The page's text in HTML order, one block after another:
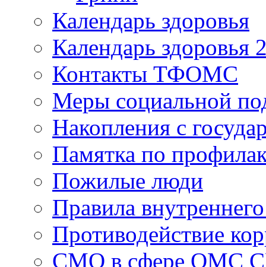
Календарь здоровья
Календарь здоровья
Контакты ТФОМС
Меры социальной
Накопления с
Памятка по
Пожилые люди
Правила
Противодействие
СМО в сфере ОМС